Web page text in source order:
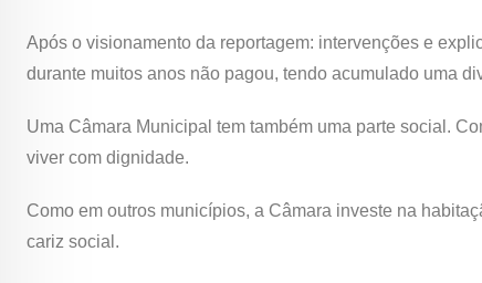
Após o visionamento da reportagem: intervenções e
durante muitos anos não pagou, tendo acumulado uma
Uma Câmara Municipal tem também uma parte social.
viver com dignidade.
Como em outros municípios, a Câmara investe na
cariz social.